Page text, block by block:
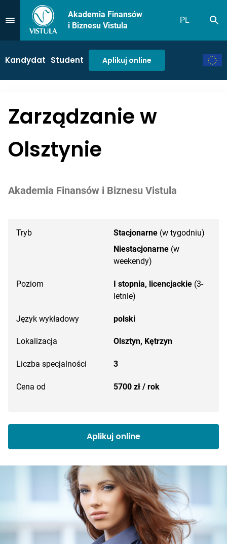
Przejdź do Menu
Akademia Finansów
i Biznesu Vistula
PL
Kandydat Student Aplikuj online
Zarządzanie w
Olsztynie
Akademia Finansów i Biznesu Vistula
Tryb Stacjonarne (w tygodniu)
Niestacjonarne (w
weekendy)
Poziom I stopnia, licencjackie (3-
letnie)
Język wykładowy polski
Lokalizacja Olsztyn, Kętrzyn
Liczba specjalności 3
Cena od 5700 zł / rok
Aplikuj online